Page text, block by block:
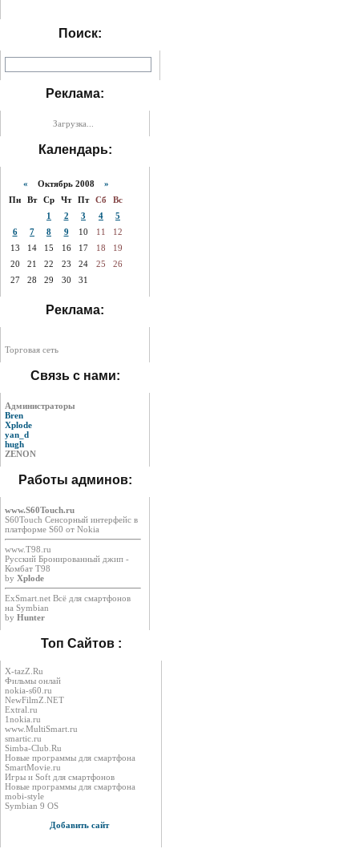
Поиск:
Реклама:
Загрузка...
Календарь:
« Октябрь 2008 »
Пн
Вт Ср Чт Пт Сб
Вс
1
2 3 4
5
6
7 8 9 10 11
12
13
14 15 16 17 18
19
20
21 22 23 24 25
26
27
28 29 30 31
Реклама:
Торговая сеть
Связь с нами:
Администраторы
Bren
Xplode
yan_d
hugh
ZENON
Работы админов:
www.S60Touch.ru
S60Touch Сенсорный интерфейс в
платформе S60 от Nokia
www.T98.ru
Русский Бронированный джип -
Комбат Т98
by Xplode
ExSmart.net Всё для смартфонов
на Symbian
by Hunter
Топ Сайтов :
X-tazZ.Ru
Фильмы онлай
nokia-s60.ru
NewFilmZ.NET
Extral.ru
1nokia.ru
www.MultiSmart.ru
smartic.ru
Simba-Club.Ru
Новые программы для смартфона
SmartMovie.ru
Игры и Soft для смартфонов
Новые программы для смартфона
mobi-style
Symbian 9 OS
Добавить сайт